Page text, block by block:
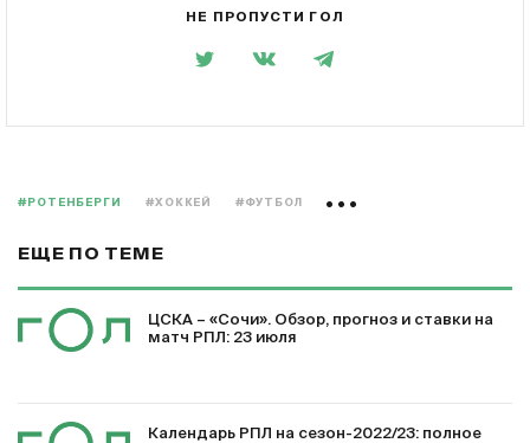
НЕ ПРОПУСТИ ГОЛ
#РОТЕНБЕРГИ #ХОККЕЙ #ФУТБОЛ
ЕЩЕ ПО ТЕМЕ
ЦСКА – «Сочи». Обзор, прогноз и ставки на
матч РПЛ: 23 июля
Календарь РПЛ на сезон-2022/23: полное